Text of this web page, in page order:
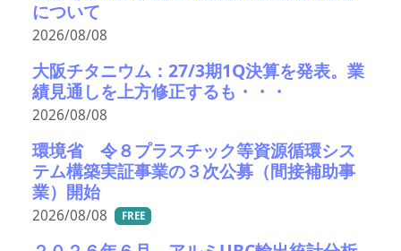
について
2026/08/08
大阪チタニウム：27/3期1Q決算を発表。業
績見通しを上方修正するも・・・
2026/08/08
環境省 令８プラスチック等資源循環シス
テム構築実証事業の３次公募（間接補助事
業）開始
2026/08/08 FREE